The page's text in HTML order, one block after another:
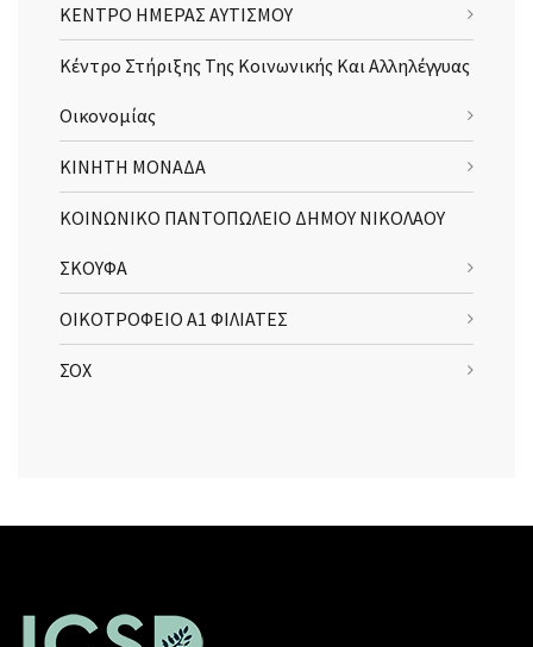
ΚΕΝΤΡΟ ΗΜΕΡΑΣ ΑΥΤΙΣΜΟΥ
Κέντρο Στήριξης Της Κοινωνικής Και Αλληλέγγυας
Οικονομίας
ΚΙΝΗΤΗ ΜΟΝΑΔΑ
ΚΟΙΝΩΝΙΚΟ ΠΑΝΤΟΠΩΛΕΙΟ ΔΗΜΟΥ ΝΙΚΟΛΑΟΥ
ΣΚΟΥΦΑ
ΟΙΚΟΤΡΟΦΕΙΟ Α1 ΦΙΛΙΑΤΕΣ
ΣΟΧ